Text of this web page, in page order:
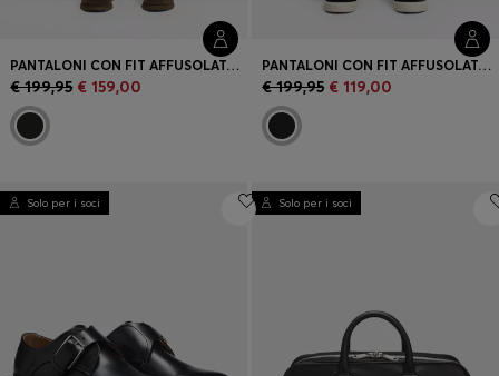
PANTALONI CON FIT AFFUSOLATO IN LINO
€ 199,95 € 159,00
PANTALONI CON FIT AFFUSOLATO IN TWILL DI COTONE ELASTICIZZATO
€ 199,95 € 119,00
Solo per i soci Solo per i soci